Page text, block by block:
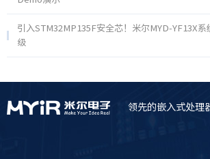
引入STM32MP135F安全芯！米尔MYD-YF13X
级
领先的嵌入式处理